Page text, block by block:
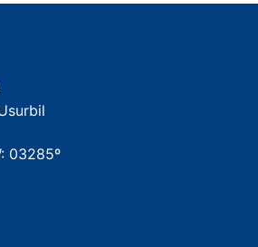
03285º